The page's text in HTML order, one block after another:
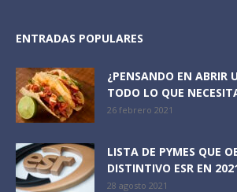
ENTRADAS POPULARES
¿PENSANDO EN ABRIR
TODO LO QUE
26 febrero 2021
LISTA DE PYMES QUE
DISTINTIVO ESR EN
28 agosto 2021